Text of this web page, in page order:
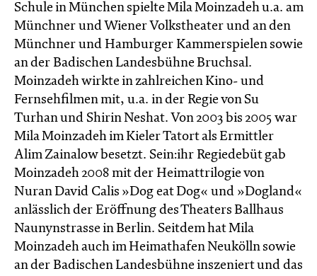
Schule in München spielte Mila Moinzadeh u.a. am
Münchner und Wiener Volkstheater und an den
Münchner und Hamburger Kammerspielen sowie
an der Badischen Landesbühne Bruchsal.
Moinzadeh wirkte in zahlreichen Kino- und
Fernsehfilmen mit, u.a. in der Regie von Su
Turhan und Shirin Neshat. Von 2003 bis 2005 war
Mila Moinzadeh im Kieler Tatort als Ermittler
Alim Zainalow besetzt. Sein:ihr Regiedebüt gab
Moinzadeh 2008 mit der Heimattrilogie von
Nuran David Calis »Dog eat Dog« und »Dogland«
anlässlich der Eröffnung des Theaters Ballhaus
Naunynstrasse in Berlin. Seitdem hat Mila
Moinzadeh auch im Heimathafen Neukölln sowie
an der Badischen Landesbühne inszeniert und das